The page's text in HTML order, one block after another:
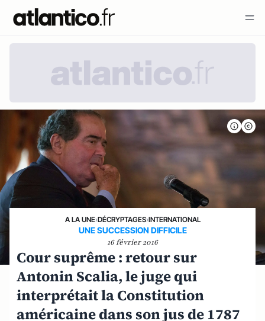
A LA UNE›DÉCRYPTAGES›INTERNATIONAL
UNE SUCCESSION DIFFICILE
16 février 2016
Cour suprême : retour sur
Antonin Scalia, le juge qui
interprétait la Constitution
américaine dans son jus de 1787